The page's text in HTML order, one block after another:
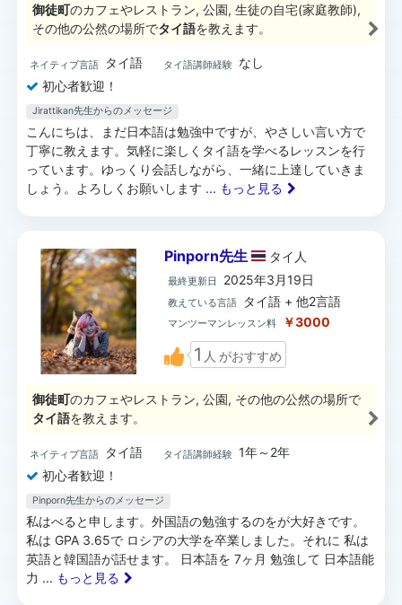
御徒町のカフェやレストラン, 公園, 生徒の自宅(家庭教師),
その他の公然の場所でタイ語を教えます。
ネイティブ言語 タイ語 タイ語講師経験
なし
初心者歓迎！
Jirattikan先生からのメッセージ
こんにちは、まだ日本語は勉強中ですが、やさしい言い方で
丁寧に教えます。気軽に楽しくタイ語を学べるレッスンを行
っています。ゆっくり会話しながら、一緒に上達していきま
しょう。よろしくお願いします ... もっと見る
Pinporn先生 タイ 人
最終更新日 2025年3月19日
教えている言語 タイ語 + 他2言語
マンツーマンレッスン料 ￥3000
1 人 がおすすめ
御徒町のカフェやレストラン, 公園, その他の公然の場所で
タイ語を教えます。
ネイティブ言語 タイ語 タイ語講師経験 1年～2年
初心者歓迎！
Pinporn先生からのメッセージ
私はべると申します。外国語の勉強するのをが大好きです。
私は GPA 3.65で ロシアの大学を卒業しました。それに 私は
英語と韓国語が話せます。 日本語を 7ヶ月 勉強して 日本語能
力 ... もっと見る